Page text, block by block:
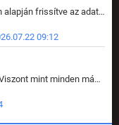
Kártya változások a 36.0.3-as patch alapján frissítve az adatbázisban (képek is cserélve).
09:12
Amióta bejött, csak ezzel játszom. Viszont mint minden más - akár az alapjáték is, ez is baromira összetett lett. Néha már pár kör után is esélytelen az egész. Vagy irreállisan túltápol valaki, vagy lelép a partner, vagy csak hülye mint a segg. És amikor eljönne az én időm, na akkor jön el mindenki másé is. Engem jobban érdekelne, hogy ki milyen ratingen szokott játszani. Na ez lenne egy érdekes adat.